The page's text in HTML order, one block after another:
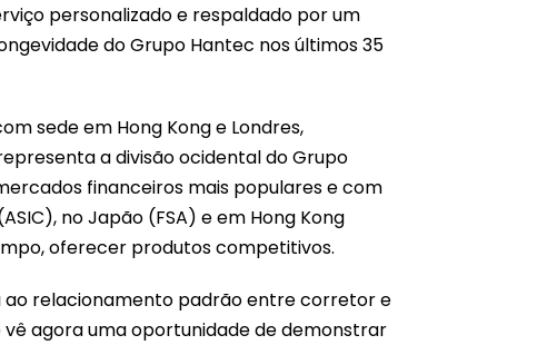
personalizado e respaldado por um
do Grupo Hantec nos últimos 35
sede em Hong Kong e Londres,
a divisão ocidental do Grupo
financeiros mais populares e com
no Japão (FSA) e em Hong Kong
oferecer produtos competitivos.
ao relacionamento padrão entre corretor e
agora uma oportunidade de demonstrar